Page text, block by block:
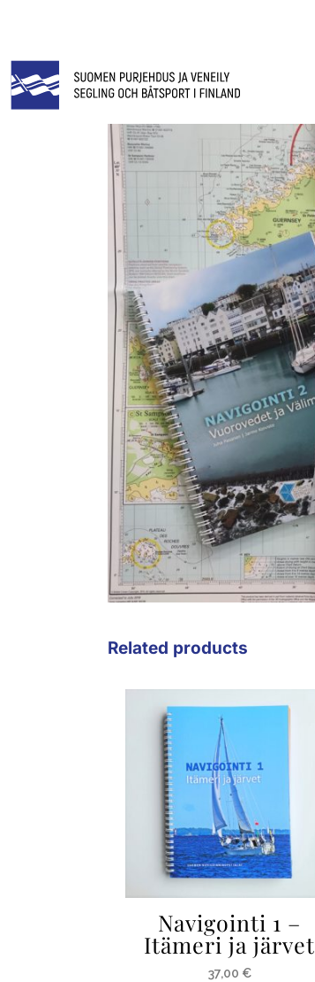
Related products
Navigointi 1 –
Itämeri ja järvet
37,00 €